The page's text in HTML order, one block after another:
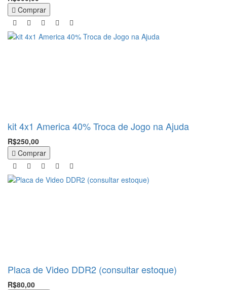
Comprar
kit 4x1 America 40% Troca de Jogo na Ajuda
R$250,00
Comprar
Placa de Video DDR2 (consultar estoque)
R$80,00